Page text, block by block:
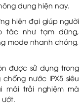
dụng hiện nay.
hiện đại giúp người
tác như tạm dừng,
mode nhanh chóng,
được sử dụng trong
nước IPX5 siêu
mái trải nghiệm mà
ướt.